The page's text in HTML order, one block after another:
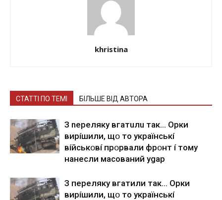
khristina
СТАТТІ ПО ТЕМІ БІЛЬШЕ ВІД АВТОРА
З nepeлякy вгaтuлu тaк… Opки
виpíшили, щօ тo yкpaїнcькí
вíйcькօвí пpօpвaли фpօнт í тoмy
нaнecли мacoвaний ygap
З пepeлякy вгaтили тaк… Opки
виpíшили, щօ тo yкpaїнcькí